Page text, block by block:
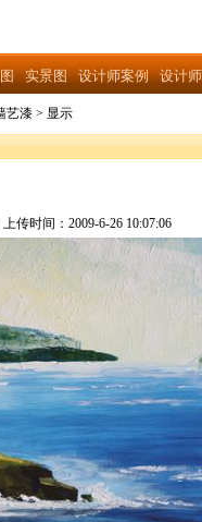
实景图 设计师案例 设计
艺漆 > 显示
| 上传时间：2009-6-26 10:07:06